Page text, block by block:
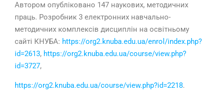
Автором опубліковано 147 наукових, методичних
праць. Розробник 3 електронних навчально-
методичних комплексів дисциплін на освітньому
сайті КНУБА: https://org2.knuba.edu.ua/enrol/index.php?
id=2613, https://org2.knuba.edu.ua/course/view.php?
id=3727,
https://org2.knuba.edu.ua/course/view.php?id=2218.